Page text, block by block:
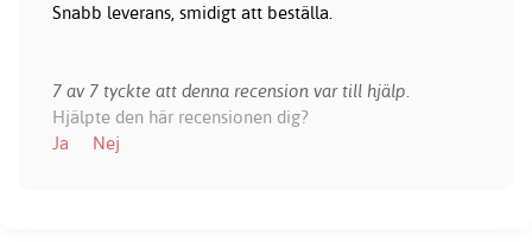
Snabb leverans, smidigt att beställa.
7 av 7 tyckte att denna recension var till hjälp.
Hjälpte den här recensionen dig?
Ja
Nej